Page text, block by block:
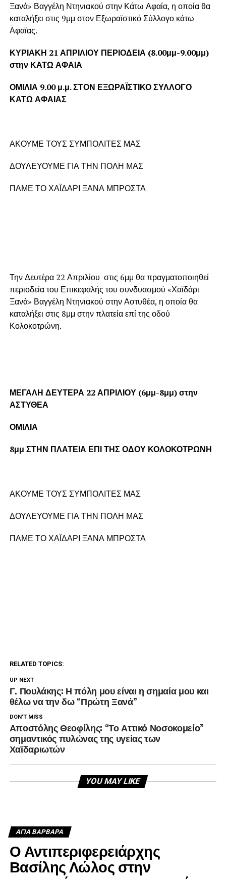
Ξανά» Βαγγέλη Ντηνιακού στην Κάτω Αφαία, η οποία θα
καταλήξει στις 9μμ στον Εξωραϊστικό Σύλλογο κάτω
Αφαϊας.
ΚΥΡΙΑΚΗ 21 ΑΠΡΙΛΙΟΥ ΠΕΡΙΟΔΕΙΑ (8.00μμ-9.00μμ)
στην ΚΑΤΩ ΑΦΑΙΑ
ΟΜΙΛΙΑ 9.00 μ.μ. ΣΤΟΝ ΕΞΩΡΑΪΣΤΙΚΟ ΣΥΛΛΟΓΟ
ΚΑΤΩ ΑΦΑΙΑΣ
ΑΚΟΥΜΕ ΤΟΥΣ ΣΥΜΠΟΛΙΤΕΣ ΜΑΣ
ΔΟΥΛΕΥΟΥΜΕ ΓΙΑ ΤΗΝ ΠΟΛΗ ΜΑΣ
ΠΑΜΕ ΤΟ ΧΑΪΔΑΡΙ ΞΑΝΑ ΜΠΡΟΣΤΑ
Την Δευτέρα 22 Απριλίου στις 6μμ θα πραγματοποιηθεί
περιοδεία του Επικεφαλής του συνδυασμού «Χαϊδάρι
Ξανά» Βαγγέλη Ντηνιακού στην Αστυθέα, η οποία θα
καταλήξει στις 8μμ στην πλατεία επί της οδού
Κολοκοτρώνη.
ΜΕΓΑΛΗ ΔΕΥΤΕΡΑ 22 ΑΠΡΙΛΙΟΥ (6μμ-8μμ) στην
ΑΣΤΥΘΕΑ
ΟΜΙΛΙΑ
8μμ ΣΤΗΝ ΠΛΑΤΕΙΑ ΕΠΙ ΤΗΣ ΟΔΟΥ ΚΟΛΟΚΟΤΡΩΝΗ
ΑΚΟΥΜΕ ΤΟΥΣ ΣΥΜΠΟΛΙΤΕΣ ΜΑΣ
ΔΟΥΛΕΥΟΥΜΕ ΓΙΑ ΤΗΝ ΠΟΛΗ ΜΑΣ
ΠΑΜΕ ΤΟ ΧΑΪΔΑΡΙ ΞΑΝΑ ΜΠΡΟΣΤΑ
RELATED TOPICS:
UP NEXT
Γ. Πουλάκης: Η πόλη μου είναι η σημαία μου και
θέλω να την δω “Πρώτη Ξανά”
DON'T MISS
Αποστόλης Θεοφίλης: “Το Αττικό Νοσοκομείο”
σημαντικός πυλώνας της υγείας των
Χαϊδαριωτών
YOU MAY LIKE
ΑΓΙΑ ΒΑΡΒΑΡΑ
Ο Αντιπεριφερειάρχης
Βασίλης Λώλος στην